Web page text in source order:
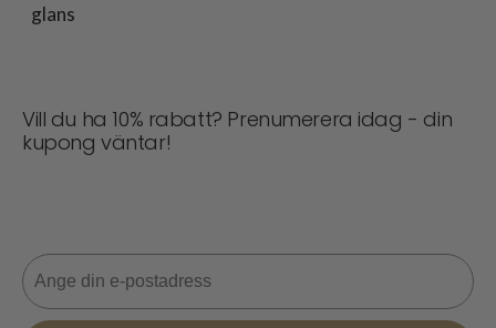
glans
Vill du ha 10% rabatt? Prenumerera idag - din
kupong väntar!
E-post